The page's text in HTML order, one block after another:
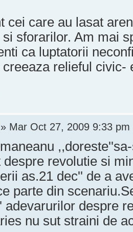
cei care au lasat
sforarilor. Am mai
ca luptatorii
relieful civic-
» Mar Oct 27, 2009 9:33 pm
despre revolutie si
as.21 dec'' de a
parte din
adevarurilor despre
nu sut straini de